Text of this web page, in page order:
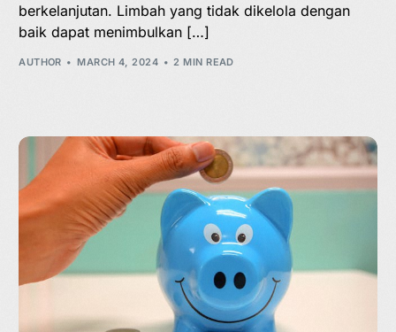
berkelanjutan. Limbah yang tidak dikelola dengan
baik dapat menimbulkan […]
AUTHOR MARCH 4, 2024 2 MIN READ